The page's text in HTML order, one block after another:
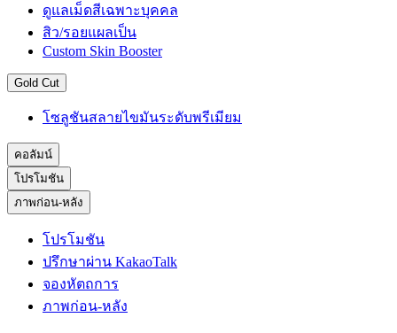
ดูแลเม็ดสีเฉพาะบุคคล
สิว/รอยแผลเป็น
Custom Skin Booster
Gold Cut
โซลูชันสลายไขมันระดับพรีเมียม
คอลัมน์
โปรโมชัน
ภาพก่อน-หลัง
โปรโมชัน
ปรึกษาผ่าน KakaoTalk
จองหัตถการ
ภาพก่อน-หลัง